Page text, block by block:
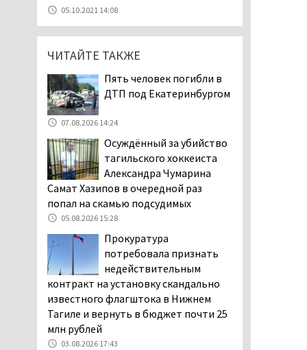
уголовное дело о
мошенничестве при
строительстве ИЖС в Нижнем
Тагиле
Екатеринбург подвергся
атаке БПЛА, восемь из
них были сбиты, три
центра
07.08.2026 11:28
Тагильские спасатели
помогли заблудившемуся
в лесу мужчине найти
06.08.2026 16:28
Прокуратура
Дзержинского района
Нижнего Тагила
возбудила административное дело в
отношении «Водоканала-НТ» из-за
отсутствия холодной воды
05.10.2021 14:08
ЧИТАЙТЕ ТАКЖЕ
Пять человек погибли в
ДТП под Екатеринбургом
07.08.2026 14:24
Осуждённый за убийство
тагильского хоккеиста
Александра Чумарина
Самат Хазипов в очередной раз
попал на скамью подсудимых
05.08.2026 15:28
Прокуратура
потребовала признать
недействительным
контракт на установку скандально
известного флагштока в Нижнем
Тагиле и вернуть в бюджет почти 25
млн рублей
03.08.2026 17:43